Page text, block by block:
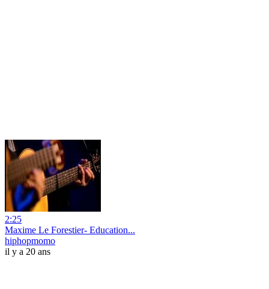
2:25
Maxime Le Forestier- Education...
hiphopmomo
il y a 20 ans